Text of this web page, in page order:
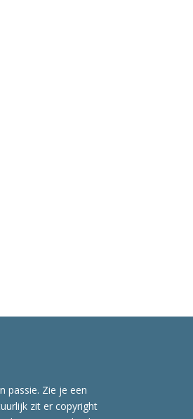
passie. Zie je een
zit er copyright